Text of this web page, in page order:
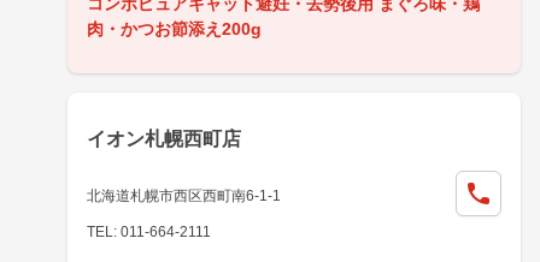
肉・かつお節添え200g
イオン札幌西町店
北海道札幌市西区西町南6-1-1
TEL: 011-664-2111